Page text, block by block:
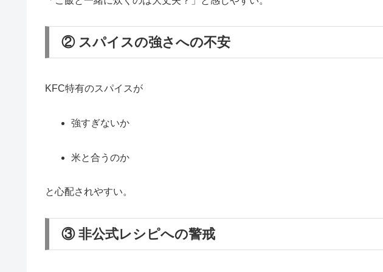
② スパイスの強さへの不安
KFC特有のスパイスが
強すぎないか
米と合うのか
と心配されやすい。
③ 非公式レシピへの警戒